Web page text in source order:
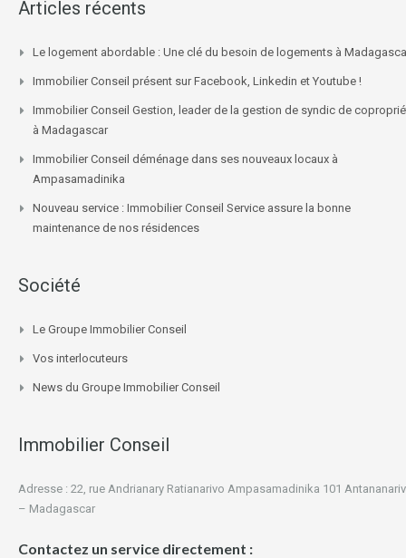
Articles récents
Le logement abordable : Une clé du besoin de logements à
Immobilier Conseil présent sur Facebook, Linkedin et Youtube !
Immobilier Conseil Gestion, leader de la gestion de syndic de
à Madagascar
Immobilier Conseil déménage dans ses nouveaux locaux à
Ampasamadinika
Nouveau service : Immobilier Conseil Service assure la bonne
maintenance de nos résidences
Société
Le Groupe Immobilier Conseil
Vos interlocuteurs
News du Groupe Immobilier Conseil
Immobilier Conseil
Adresse : 22, rue Andrianary Ratianarivo Ampasamadinika 101
– Madagascar
Contactez un service directement :